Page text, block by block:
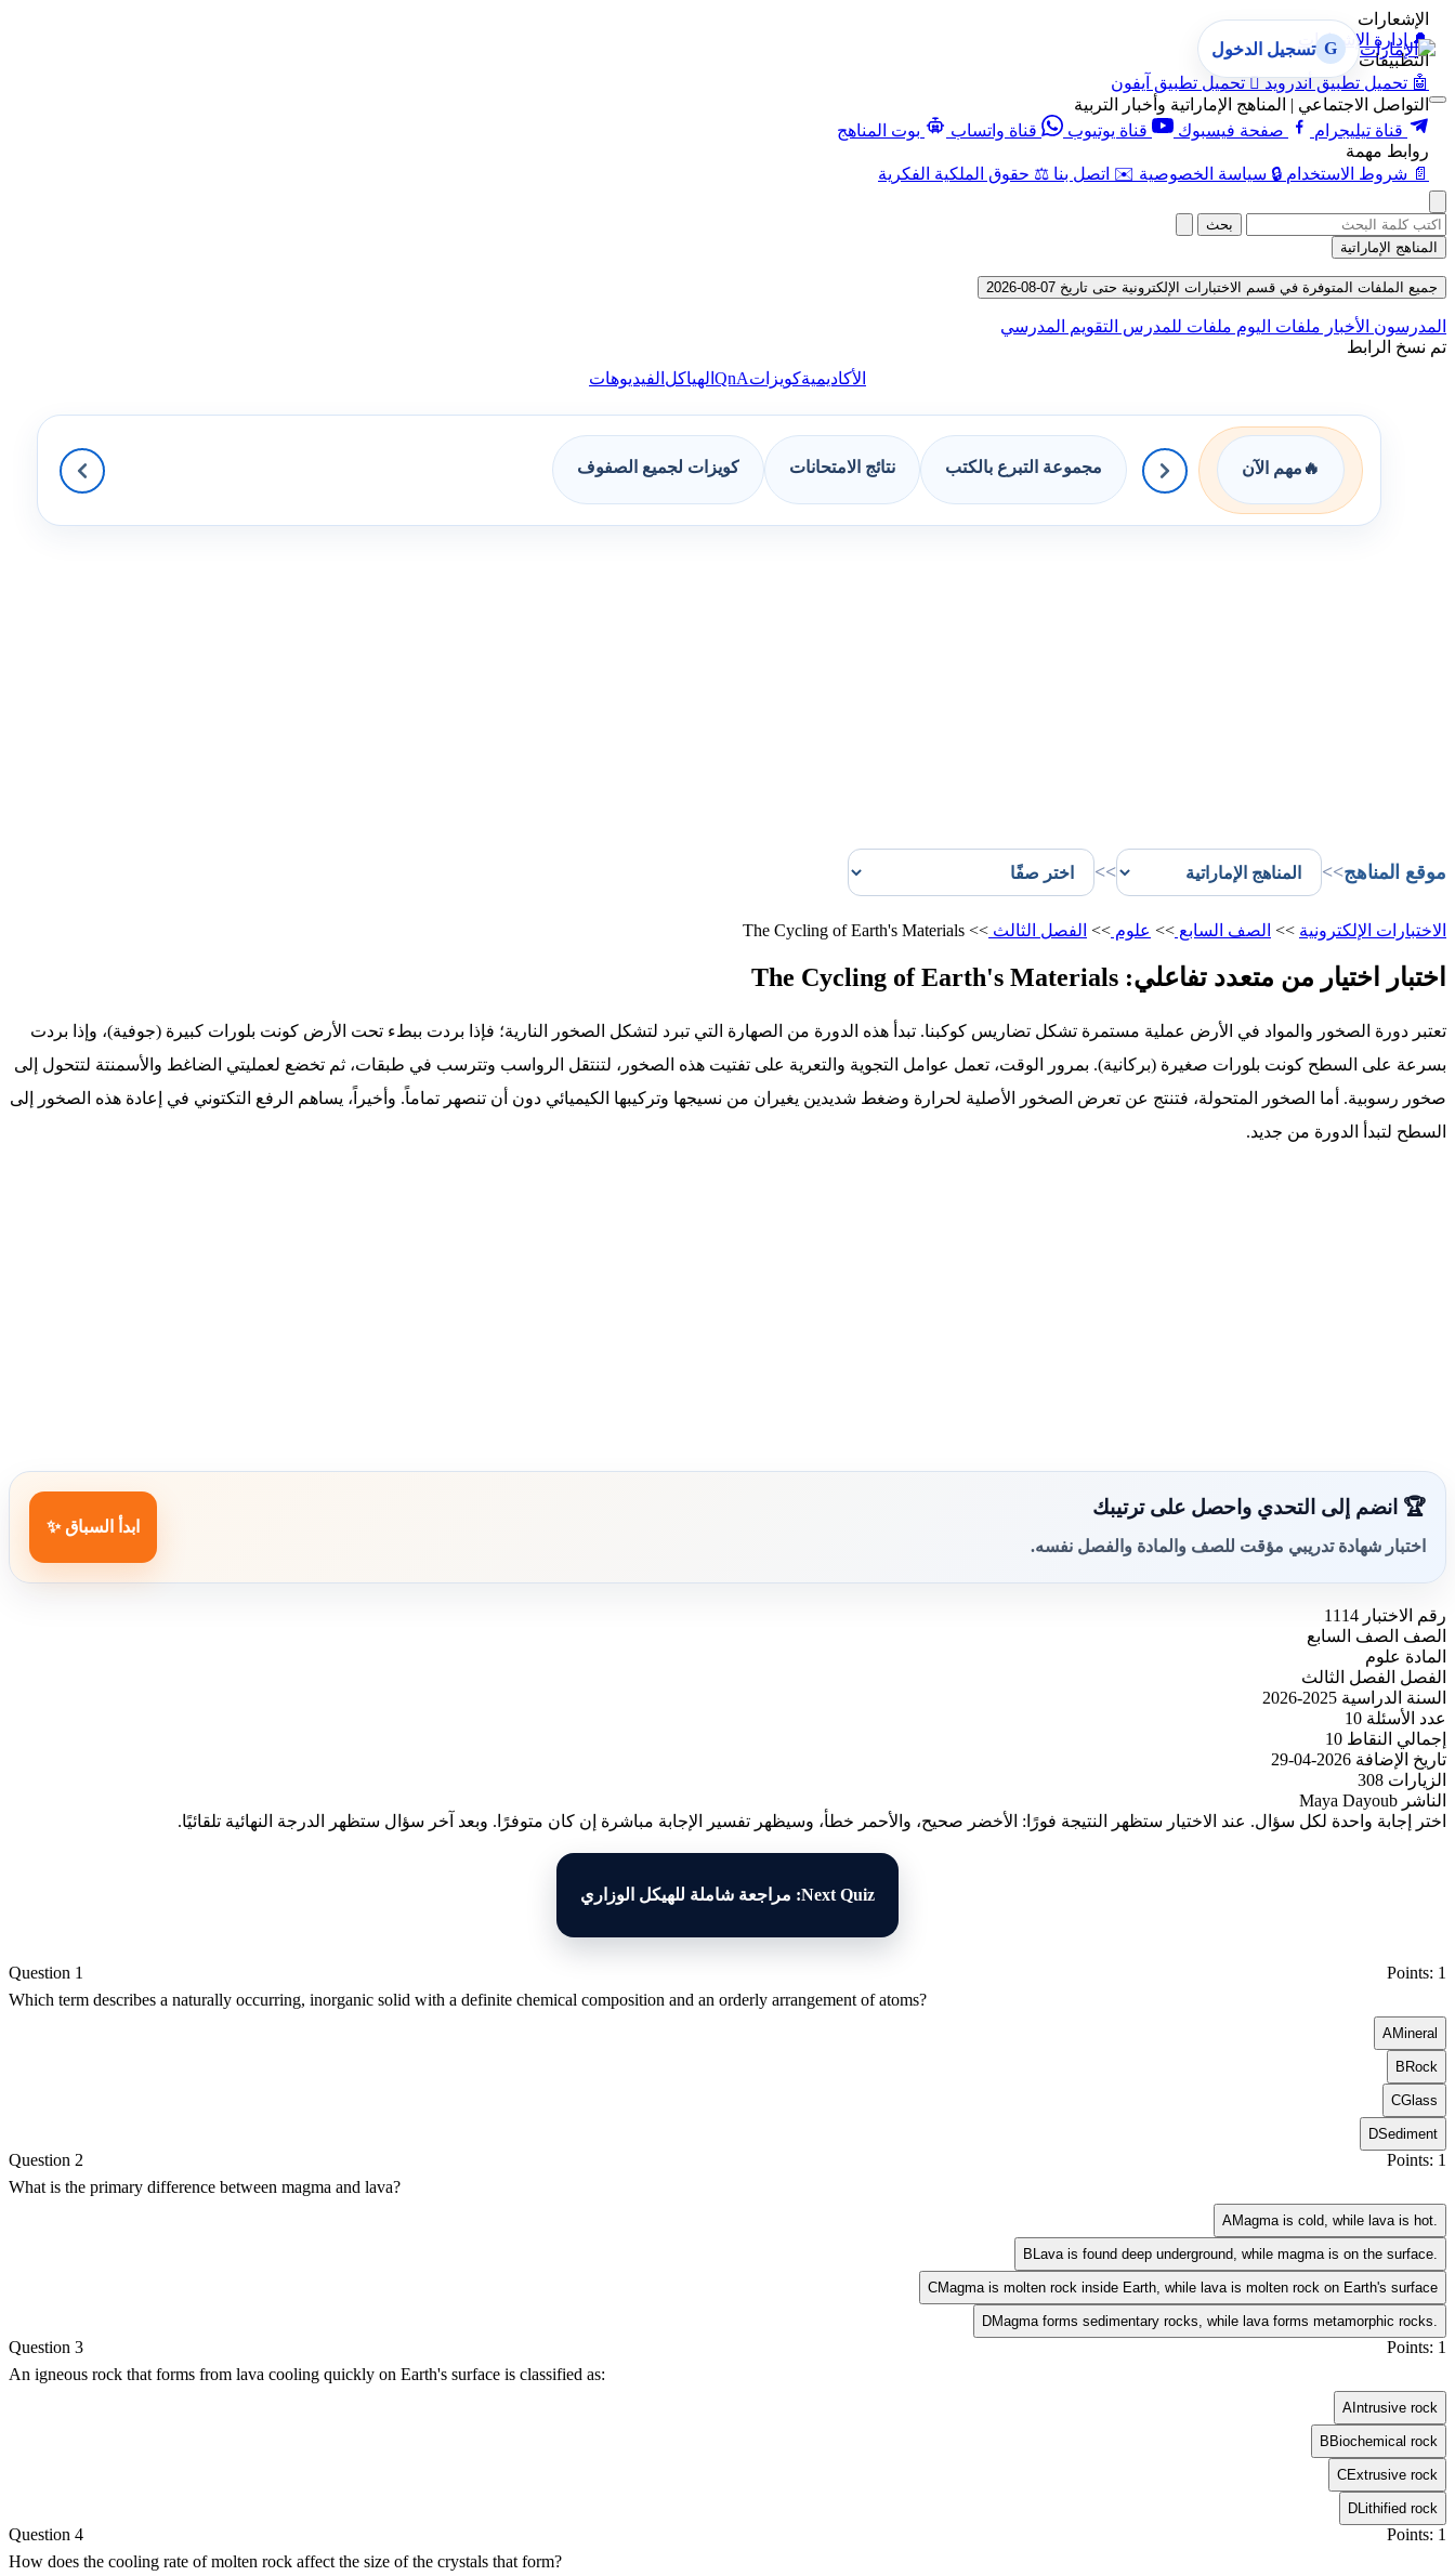
الإشعارات
🔔 إدارة الإشعارات
التطبيقات
🤖 تحميل تطبيق أندرويد  تحميل تطبيق آيفون
التواصل الاجتماعي | المناهج الإماراتية وأخبار التربية
قناة تيليجرام
صفحة فيسبوك قناة يوتيوب قناة واتساب
بوت المناهج
روابط مهمة
📄 شروط الاستخدام 🔒 سياسة الخصوصية ✉️ اتصل بنا ⚖️ حقوق الملكية الفكرية
G تسجيل الدخول
بحث
المناهج الإماراتية
جميع الملفات المتوفرة في قسم الاختبارات الإلكترونية حتى تاريخ 07-08-2026
المدرسون الأخبار ملفات اليوم ملفات للمدرس التقويم المدرسي
تم نسخ الرابط
الأكاديميةكويزاتQnA الهياكل الفيديوهات
🔥 مهم الآن مجموعة التبرع بالكتب نتائج الامتحانات كويزات لجميع الصفوف
موقع المناهج>>
>>
الاختبارات الإلكترونية >> الصف السابع >> علوم >> الفصل الثالث >>
The Cycling of Earth's Materials
اختبار اختيار من متعدد تفاعلي: The Cycling of Earth's Materials
تعتبر دورة الصخور والمواد في الأرض عملية مستمرة تشكل تضاريس كوكبنا. تبدأ هذه الدورة من الصهارة التي تبرد لتشكل الصخور النارية؛ فإذا بردت ببطء تحت الأرض كونت بلورات كبيرة (جوفية)، وإذا بردت
بسرعة على السطح كونت بلورات صغيرة (بركانية). بمرور الوقت، تعمل عوامل التجوية والتعرية على تفتيت هذه الصخور، لتنتقل الرواسب وتترسب في طبقات، ثم تخضع لعمليتي الضاغط والأسمنتة لتتحول إلى
صخور رسوبية. أما الصخور المتحولة، فتنتج عن تعرض الصخور الأصلية لحرارة وضغط شديدين يغيران من نسيجها وتركيبها الكيميائي دون أن تنصهر تماماً. وأخيراً، يساهم الرفع التكتوني في إعادة هذه الصخور إلى
السطح لتبدأ الدورة من جديد.
🏆 انضم إلى التحدي واحصل على ترتيبك
اختبار شهادة تدريبي مؤقت للصف والمادة والفصل نفسه.
ابدأ السباق ✨
رقم الاختبار 1114
الصف الصف السابع
المادة علوم
الفصل الفصل الثالث
السنة الدراسية 2025-2026
عدد الأسئلة 10
إجمالي النقاط 10
تاريخ الإضافة 2026-04-29
الزيارات 308
الناشر Maya Dayoub
اختر إجابة واحدة لكل سؤال. عند الاختيار ستظهر النتيجة فورًا: الأخضر صحيح، والأحمر خطأ، وسيظهر تفسير الإجابة مباشرة إن كان متوفرًا. وبعد آخر سؤال ستظهر الدرجة النهائية تلقائيًا.
Next Quiz: مراجعة شاملة للهيكل الوزاري
Question 1
Points: 1
Which term describes a naturally occurring, inorganic solid with a definite chemical composition and an orderly arrangement of atoms?
AMineral
B Rock
CGlass
DSediment
Question 2
Points: 1
What is the primary difference between magma and lava?
AMagma is cold, while lava is hot.
B Lava is found deep underground, while magma is on the surface.
CMagma is molten rock inside Earth, while lava is molten rock on Earth's surface
DMagma forms sedimentary rocks, while lava forms metamorphic rocks.
Question 3
Points: 1
An igneous rock that forms from lava cooling quickly on Earth's surface is classified as:
A Intrusive rock
B Biochemical rock
CExtrusive rock
D Lithified rock
Question 4
Points: 1
How does the cooling rate of molten rock affect the size of the crystals that form?